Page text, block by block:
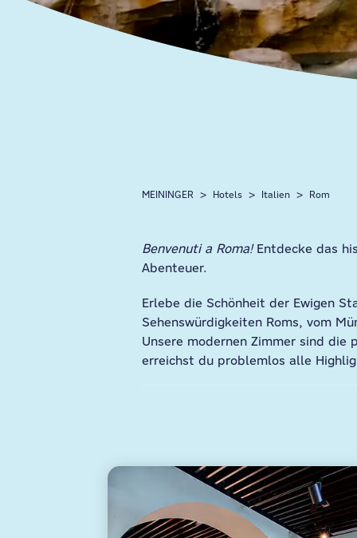
MEININGER Hotels Italien Rom
Benvenuti a Roma!Entdecke das
Abenteuer.
Erlebe die Schönheit der Ewigen
Sehenswürdigkeiten Roms, vom
Unsere modernen Zimmer sind die
erreichst du problemlos alle